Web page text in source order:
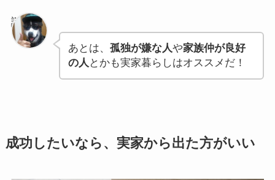
謎の狼
あとは、 孤独が嫌な人や家族仲が良好
の人 とかも実家暮らしはオススメだ！
成功したいなら、実家から出た方がいい